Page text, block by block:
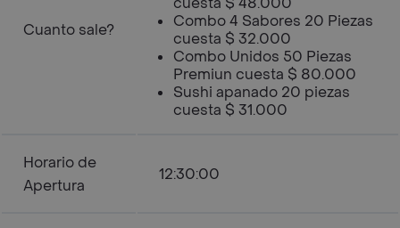
Cuanto sale?
Combo 4 Sabores 20 Piezas
cuesta $ 32.000
Combo Unidos 50 Piezas
Premiun cuesta $ 80.000
Sushi apanado 20 piezas
cuesta $ 31.000
Horario de
Apertura
12:30:00